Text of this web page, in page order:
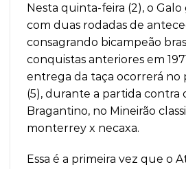
Nesta quinta-feira (2), o
com duas rodadas de
consagrando bicampeão
conquistas anteriores em
entrega da taça ocorrerá no
(5), durante a partida contra
Bragantino, no Mineirão
monterrey x necaxa.
Essa é a primeira vez que o